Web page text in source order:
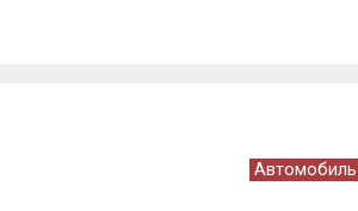
Автомобиль